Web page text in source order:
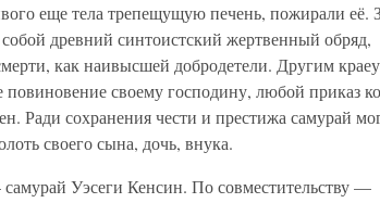
еще тела трепещущую печень, пожирали её.
собой древний синтоистский жертвенный обряд,
как наивысшей добродетели. Другим
своему господину, любой приказ
Ради сохранения чести и престижа самурай
своего сына, дочь, внука.
Уэсеги Кенсин. По совместительству —